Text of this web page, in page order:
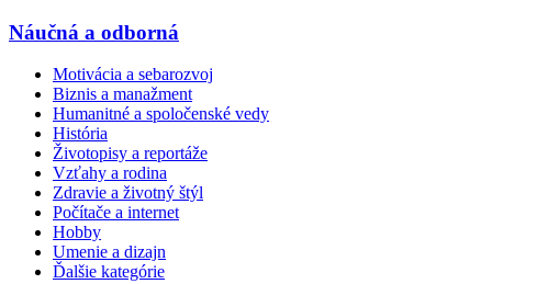
Náučná a odborná
Motivácia a sebarozvoj
Biznis a manažment
Humanitné a spoločenské vedy
História
Životopisy a reportáže
Vzťahy a rodina
Zdravie a životný štýl
Počítače a internet
Hobby
Umenie a dizajn
Ďalšie kategórie